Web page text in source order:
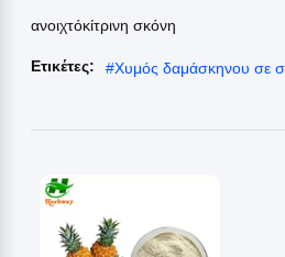
ανοιχτόκίτρινη σκόνη
Ετικέτες: #Χυμός δαμάσκηνου σε